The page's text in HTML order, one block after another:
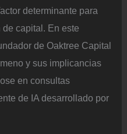
determinante para
capital. En este
de Oaktree Capital
y sus implicancias
en consultas
de IA desarrollado por